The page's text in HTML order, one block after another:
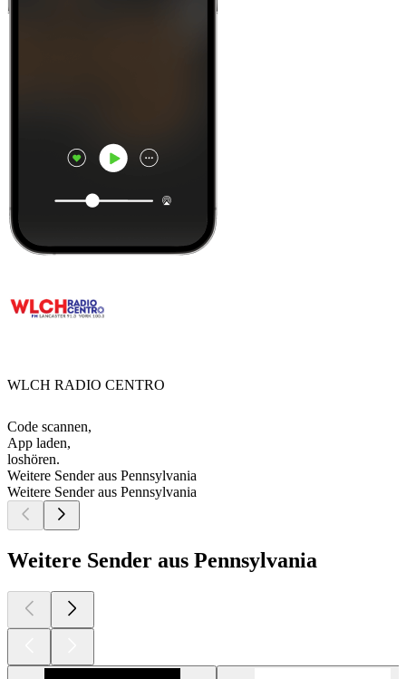
WLCH RADIO CENTRO
Code scannen,
App laden,
loshören.
Weitere Sender aus Pennsylvania
Weitere Sender aus Pennsylvania
Weitere Sender aus Pennsylvania